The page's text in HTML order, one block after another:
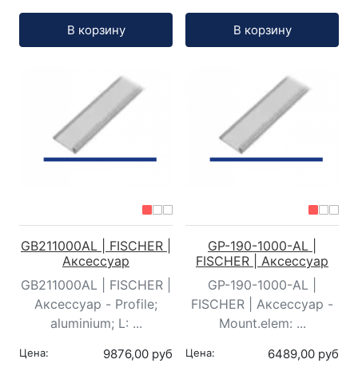
В корзину В корзину
GB211000AL | FISCHER |
Аксессуар
GB211000AL | FISCHER |
Аксессуар - Profile;
aluminium; L: ...
Цена: 9876,00 руб
GP-190-1000-AL |
FISCHER | Аксессуар
GP-190-1000-AL |
FISCHER | Аксессуар -
Mount.elem: ...
Цена: 6489,00 руб